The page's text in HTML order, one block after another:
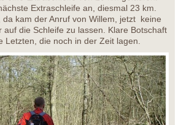
Extraschleife an, diesmal 23 km.
kam der Anruf von Willem, jetzt keine
auf die Schleife zu lassen. Klare Botschaft
Letzten, die noch in der Zeit lagen.